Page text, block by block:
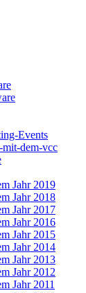
Events
mit-dem-vcc
Jahr 2019
Jahr 2018
Jahr 2017
Jahr 2016
Jahr 2015
Jahr 2014
Jahr 2013
Jahr 2012
Jahr 2011